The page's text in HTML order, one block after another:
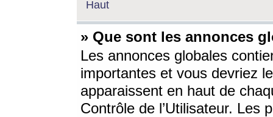
Haut
» Que sont les annonces
Les annonces globales
importantes et vous devriez
apparaissent en haut de
Contrôle de l’Utilisateur. Les